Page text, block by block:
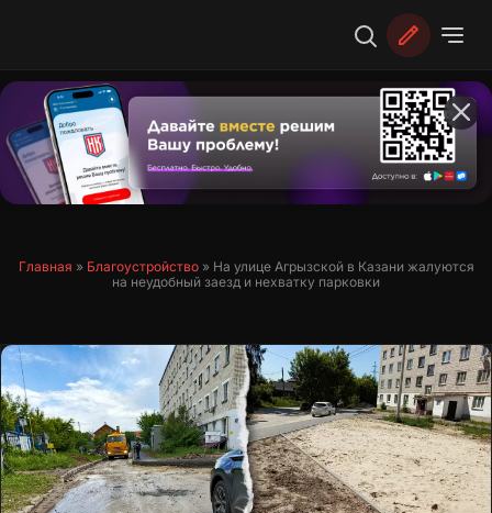
Главная » Благоустройство» На улице Агрызской в Казани жалуются
на неудобный заезд и нехватку парковки